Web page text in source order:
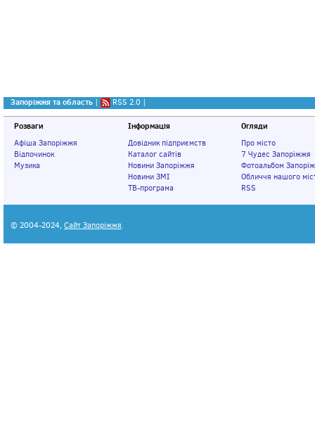
Запоріжжя та область | RSS 2.0 |
Розваги
Афіша Запоріжжя
Відпочинок
Музика
Інформація
Довідник підприємств
Каталог сайтів
Новини Запоріжжя
Новини ЗМІ
ТВ-програма
Огляди
Про місто
7 Чудес Запоріжжя
Фотоальбом
Обличчя нашого
RSS
© 2004-2024, Сайт Запоріжжя.